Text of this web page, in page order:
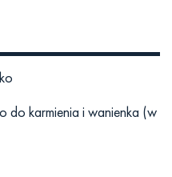
do karmienia i wanienka (w